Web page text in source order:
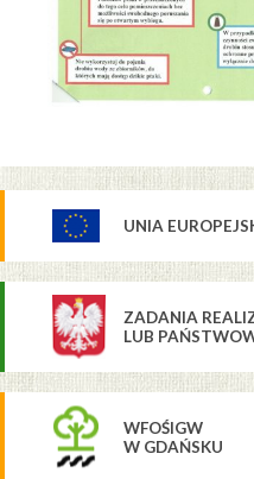
UNIA
ZADANIA
LUB
WFOŚIGW
W GDAŃSKU